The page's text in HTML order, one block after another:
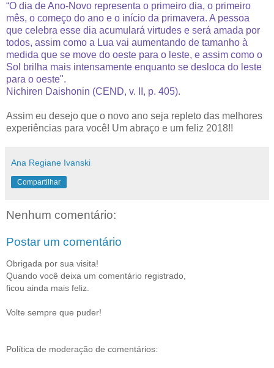
“O dia de Ano-Novo representa o primeiro dia, o primeiro
mês, o começo do ano e o início da primavera. A pessoa
que celebra esse dia acumulará virtudes e será amada por
todos, assim como a Lua vai aumentando de tamanho à
medida que se move do oeste para o leste, e assim como o
Sol brilha mais intensamente enquanto se desloca do leste
para o oeste".
Nichiren Daishonin (CEND, v. II, p. 405).
Assim eu desejo que o novo ano seja repleto das melhores
experiências para você! Um abraço e um feliz 2018!!
Ana Regiane Ivanski
Compartilhar
Nenhum comentário:
Postar um comentário
Obrigada por sua visita!
Quando você deixa um comentário registrado,
ficou ainda mais feliz.
Volte sempre que puder!
Política de moderação de comentários: